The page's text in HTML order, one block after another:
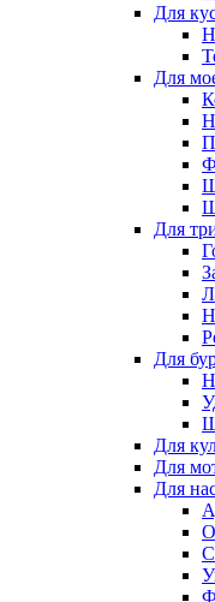
Для
Для
Для
Для
Для
Для
Для